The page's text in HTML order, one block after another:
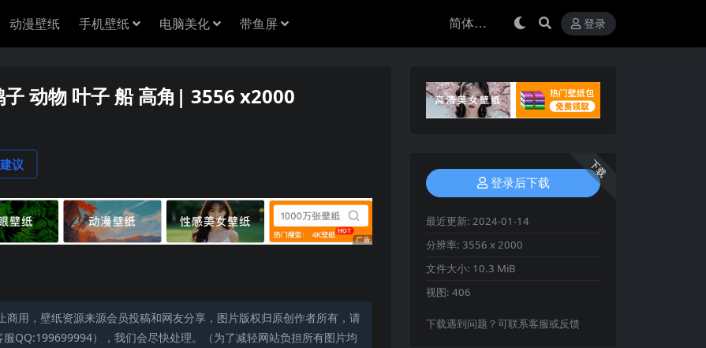
动漫壁纸 手机壁纸 电脑美化 带鱼屏 登录
动物 叶子 船 高角| 3556 x2000
议
用，壁纸资源来源会员投稿和网友分享，图片版权归原创作者所有，请
QQ:199699994），我们会尽快处理。（为了减轻网站负担所有图片均
下载
登录后下载
最近更新: 2024-01-14
分辨率: 3556 x 2000
文件大小: 10.3 MiB
视图: 406
下载遇到问题？可联系客服或反馈